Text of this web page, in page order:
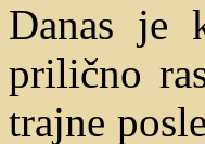
Danas je
prilično
trajne